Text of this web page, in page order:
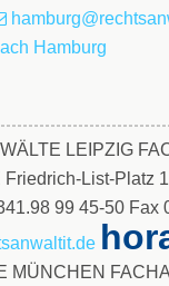
Hamburg
LEIPZIG
Friedrich-List-Platz
99 45-50 Fax
MÜNCHEN